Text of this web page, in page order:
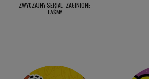
ZWYCZAJNY SERIAL: ZAGINIONE
TAŚMY